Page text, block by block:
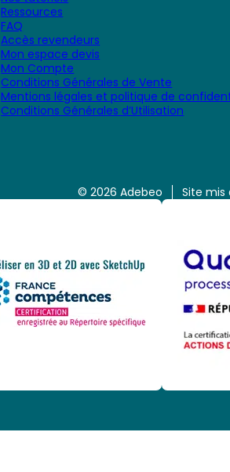
Ressources
FAQ
Accès revendeurs
Mon espace devis
Mon Compte
Conditions Générales de Vente
Mentions légales et politique de
Conditions Générales d’Utilisation
© 2026 Adebeo Site mis